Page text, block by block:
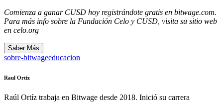
Comienza a ganar CUSD hoy registrándote gratis en bitwage.com.
Para más info sobre la Fundación Celo y CUSD, visita su sitio web
en celo.org
Saber Más
sobre-bitwageeducacion
Raul Ortíz
Raúl Ortíz trabaja en Bitwage desde 2018. Inició su carrera